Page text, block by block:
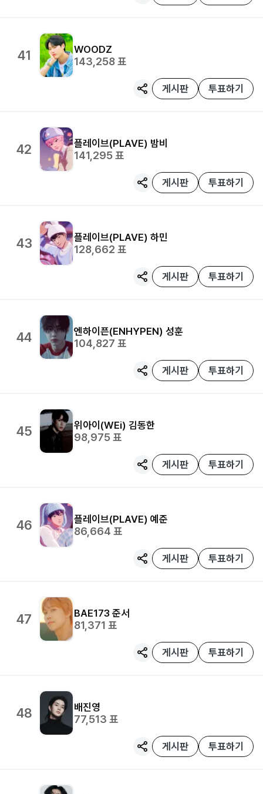
41 WOODZ
143,258표
게시판 투표하기
42 플레이브(PLAVE) 밤비
141,295표
게시판 투표하기
43 플레이브(PLAVE) 하민
128,662 표
게시판 투표하기
44 엔하이픈(ENHYPEN) 성훈
104,827 표
게시판 투표하기
45 위아이(WEi) 김동한
98,975표
게시판 투표하기
46 플레이브(PLAVE) 예준
86,664 표
게시판 투표하기
47 BAE173 준서
81,371 표
게시판 투표하기
48 배진영
77,513 표
게시판 투표하기